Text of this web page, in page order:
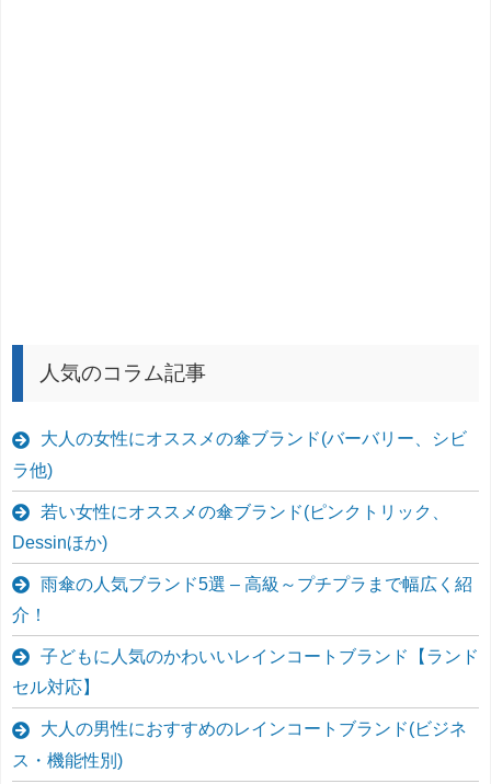
人気のコラム記事
大人の女性にオススメの傘ブランド(バーバリー、シビ
ラ他)
若い女性にオススメの傘ブランド(ピンクトリック、
Dessinほか)
雨傘の人気ブランド5選 – 高級～プチプラまで幅広く紹
介！
子どもに人気のかわいいレインコートブランド【ランド
セル対応】
大人の男性におすすめのレインコートブランド(ビジネ
ス・機能性別)